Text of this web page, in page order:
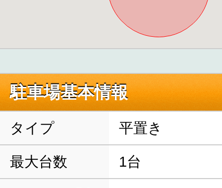
駐車場基本情報
タイプ 平置き
最大台数 1台